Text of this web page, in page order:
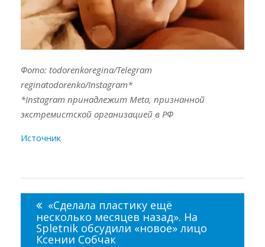
Фото: todorenkoregina/Telegram
reginatodorenko/Instagram*
*Instagram принадлежит Meta, признанной
экстремистской организацией в РФ
Источник
записям
«Сделала пластику ещё
несколько месяцев назад». На
Spletnik обсудили «новое» лицо
Ксении Собчак